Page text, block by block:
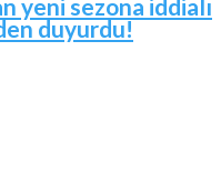
yeni sezona iddialı
duyurdu!